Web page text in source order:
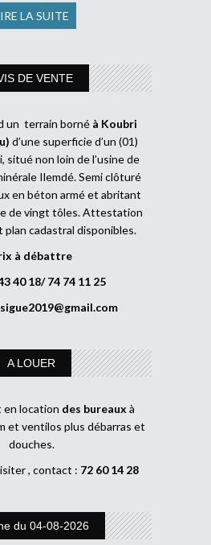
LA SUITE
DE VENTE
un terrain borné à Koubri
d’une superficie d’un (01)
situé non loin de l’usine de
Ilemdé. Semi clôturé
en béton armé et abritant
de vingt tôles. Attestation
cadastral disponibles.
à débattre
40 18/ 74 74 11 25
A LOUER
en location des bureaux à
et ventilos plus débarras et
douches.
, contact : 72 60 14 28
du 04-08-2026